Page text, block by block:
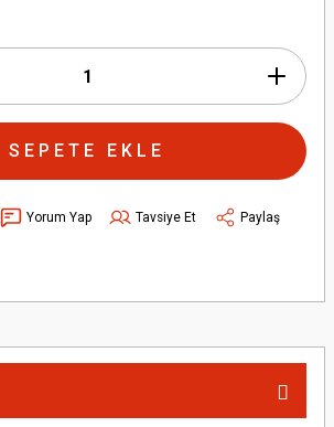
SEPETE EKLE
Yorum Yap Tavsiye Et
Paylaş